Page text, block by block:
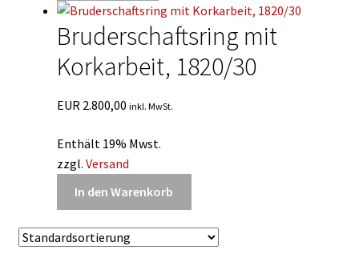
Bruderschaftsring mit
Korkarbeit, 1820/30
EUR2.800,00 inkl. MwSt.
Enthält 19% Mwst.
zzgl. Versand
In den Warenkorb